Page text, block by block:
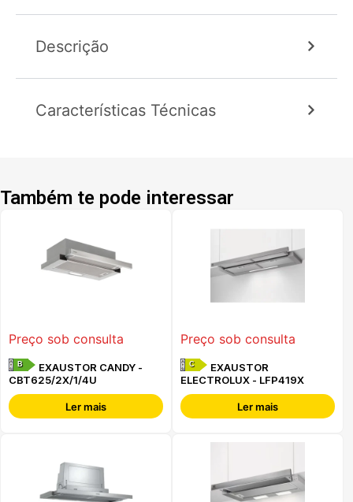
Descrição
Características Técnicas
Também te pode interessar
Preço sob consulta
B
EXAUSTOR CANDY -
CBT625/2X/1/4U
Ler mais
Preço sob consulta
C
EXAUSTOR
ELECTROLUX - LFP419X
Ler mais